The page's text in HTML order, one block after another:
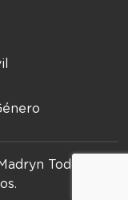
Todos los